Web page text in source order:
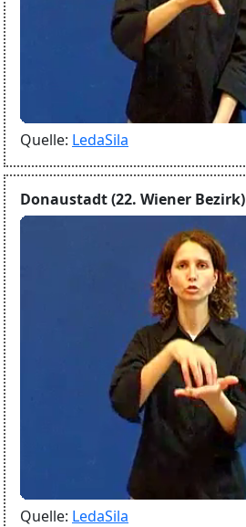
Quelle: LedaSila
Donaustadt (22. Wiener Bezirk)
Quelle: LedaSila